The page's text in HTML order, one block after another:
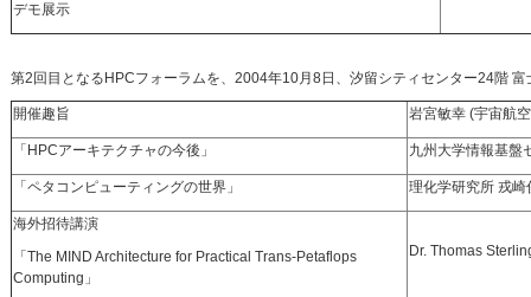
デモ展示
第2回目となるHPCフォーラムを、2004年10月8日、汐留シティセンター24階
開催趣旨 岩宮敏幸 (宇宙航
「HPCアーキテクチャの今後」 九州大学情報基盤
「ペタコンピューティングの世界」 理化学研究所 戎崎
海外招待講演
「The MIND Architecture for Practical Trans-Petaflops
Computing」
Dr. Thomas